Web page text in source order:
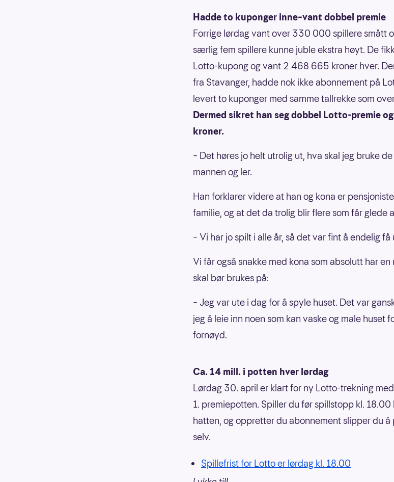
Hadde to kuponger inne–vant dobbel premie
Forrige lørdag vant over 330 000 spillere smått
særlig fem spillere kunne juble ekstra høyt. De
Lotto-kupong og vant 2 468 665 kroner hver.
fra Stavanger, hadde nok ikke abonnement på
levert to kuponger med samme tallrekke som
Dermed sikret han seg dobbel Lotto-premie
kroner.
– Det høres jo helt utrolig ut, hva skal jeg bruke
mannen og ler.
Han forklarer videre at han og kona er
familie, og at det da trolig blir flere som får glede
– Vi har jo spilt i alle år, så det var fint å endelig få
Vi får også snakke med kona som absolutt har
skal bør brukes på:
– Jeg var ute i dag for å spyle huset. Det var
jeg å leie inn noen som kan vaske og male huset
fornøyd.
Ca. 14 mill. i potten hver lørdag
Lørdag 30. april er klart for ny Lotto-trekning
1. premiepotten. Spiller du før spillstopp kl.
hatten, og oppretter du abonnement slipper du å
selv.
Spillefrist for Lotto er lørdag kl. 18.00